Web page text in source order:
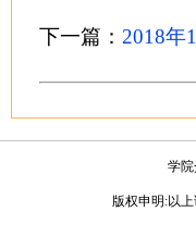
下一篇： 2018年
学院
版权申明:以